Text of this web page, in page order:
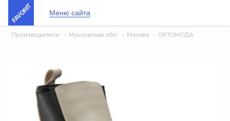
FAVORIT Меню сайта
Производители › Московская обл. › Москва › ОРТОМОДА